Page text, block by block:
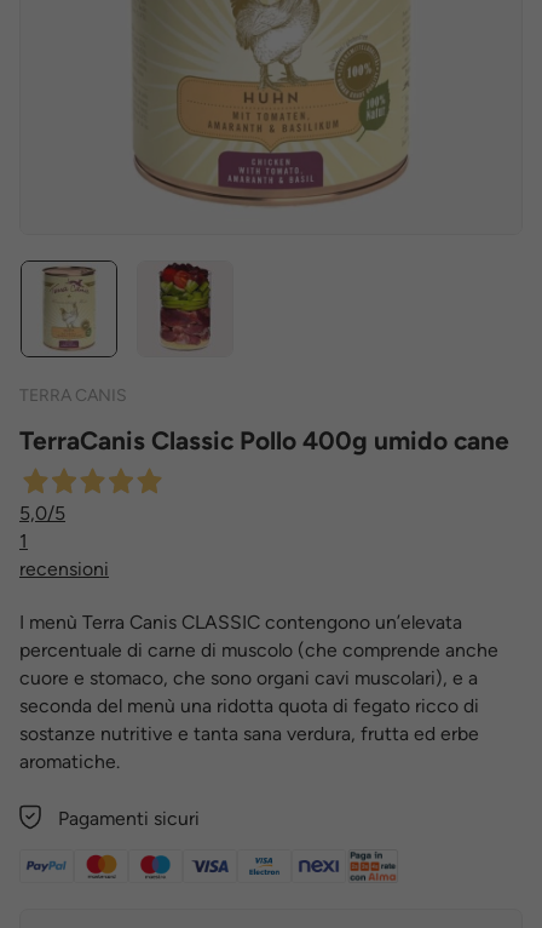
TERRA CANIS
TerraCanis Classic Pollo 400g umido cane
5,0/5
1
recensioni
I menù Terra Canis CLASSIC contengono un’elevata
percentuale di carne di muscolo (che comprende anche
cuore e stomaco, che sono organi cavi muscolari), e a
seconda del menù una ridotta quota di fegato ricco di
sostanze nutritive e tanta sana verdura, frutta ed erbe
aromatiche.
Pagamenti sicuri